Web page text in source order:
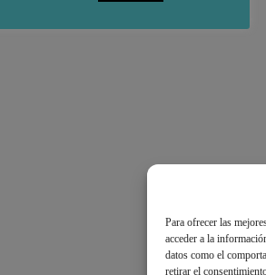
Para ofrecer las
acceder a la
datos como el
retirar el